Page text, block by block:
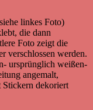
linkes Foto)
die dann
Foto zeigt die
verschlossen werden.
ursprünglich weißen-
angemalt,
Stickern dekoriert